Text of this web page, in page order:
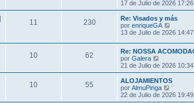
j
e
e
n
s
j
e
o
m
e
n
s
j
e
e
r
ú
t
m
o
e
n
s
a
j
e
17 de Julio de 2026 17:26
11 230
Re: Visados y más
por enriqueGA
e
ú
l
i
m
o
e
13 de Julio de 2026 14:47
10 62
Re: NOSSA
por Galera
e
r
ú
l
t
21 de Julio de 2026 10:34
10 55
ALOJAMIENTOS
por AlmuPinga
e
r
22 de Julio de 2026 19:49